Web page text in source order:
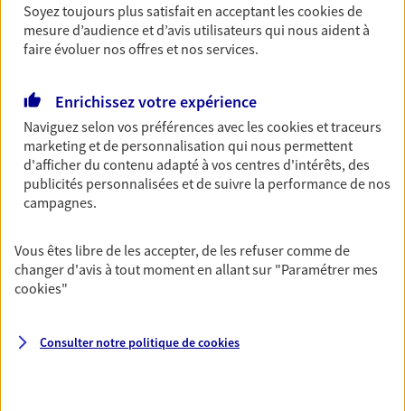
Découvrir l'offre Garantie Accidents de la Vie
OBTENIR UN TARIF EN LIGNE
Multirisque Entreprise
Gagnez en simplicité et en sérénité avec votre
assurance multirisque entreprise. Un contrat
unique pour protéger vos locaux, matériels pro,
équipements et stocks… sans oublier votre
Découvrir l'offre Multirisque Entreprise
Soyez toujours plus satisfait en acceptant lescookiesde
mesure d’audience et d’avis utilisateurs qui nous aident à
faire évoluer nos offres et nos services.
Enrichissez votre expérience
Naviguez selon vos préférences avec lescookies et traceurs
marketing et de personnalisation qui nous permettent
d'afficher du contenu adapté à vos centres d'intérêts, des
publicités personnalisées et de suivre la performance de nos
campagnes.
Vous êtes libre de les accepter, de les refuser comme de
changer d'avis à tout moment en allant sur "Paramétrer mes
cookies"
Consulter notre politique decookies